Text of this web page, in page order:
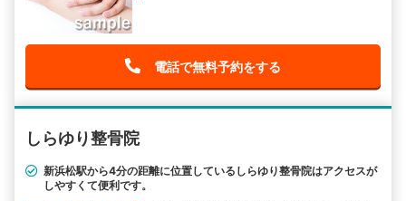
電話で無料予約をする
しらゆり整骨院
新浜松駅から4分の距離に位置しているしらゆり整骨院はアクセスが
しやすくて便利です。